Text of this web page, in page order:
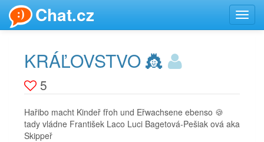
Chat.cz
KRÁĽOVSTVO 👸
5
Hařibo macht Kindeř fřoh und Eřwachsene ebenso 🍪
tady vládne František Laco Luci Bagetová-Pešiak ová aka
Skippeř